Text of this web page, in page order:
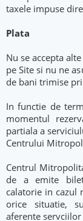
taxele impuse
Plata
Nu se accepta
pe Site si nu ne
de bani trimise
In functie de
momentul
partiala a
Centrului
Centrul
de a emite
calatorie in cazul
orice situatie,
aferente